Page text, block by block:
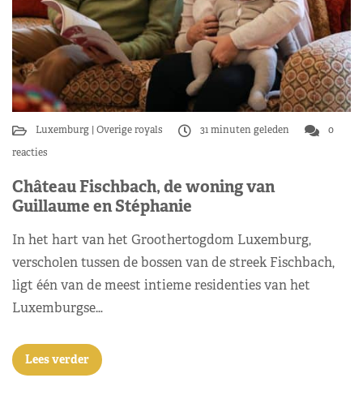
Luxemburg Overige royals 31 minuten geleden
0
reacties
Château Fischbach, de woning van
Guillaume en Stéphanie
In het hart van het Groothertogdom Luxemburg,
verscholen tussen de bossen van de streek Fischbach,
ligt één van de meest intieme residenties van het
Luxemburgse…
Lees verder